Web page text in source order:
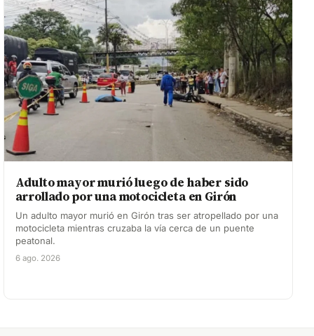
Adulto mayor murió luego de haber sido
arrollado por una motocicleta en Girón
Un adulto mayor murió en Girón tras ser atropellado por una
motocicleta mientras cruzaba la vía cerca de un puente
peatonal.
6 ago. 2026